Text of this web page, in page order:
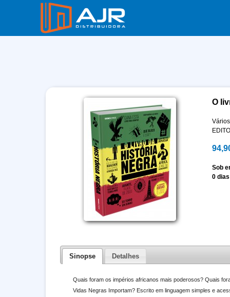
O
Sob
0 dias
Sinopse Detalhes
Quais foram os impérios africanos mais poderosos? Quais
Vidas Negras Importam? Escrito em linguagem simples e